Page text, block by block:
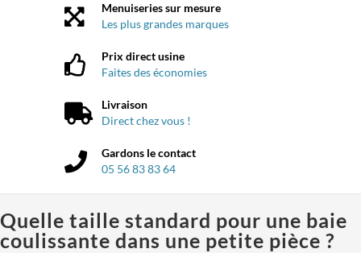
Menuiseries sur mesure
Les plus grandes marques
Prix direct usine
Faites des économies
Livraison
Direct chez vous !
Gardons le contact
05 56 83 83 64
Quelle taille standard pour une baie
coulissante dans une petite pièce ?